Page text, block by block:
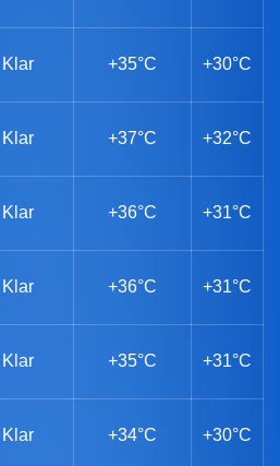
Klar +35°C +30°C
Klar +37°C +32°C
Klar +36°C +31°C
Klar +36°C +31°C
Klar +35°C +31°C
Klar +34°C +30°C